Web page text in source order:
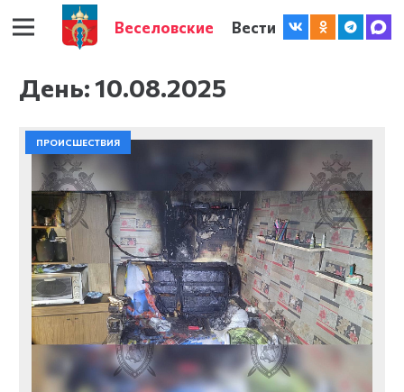
Веселовские Вести
День:10.08.2025
ПРОИСШЕСТВИЯ